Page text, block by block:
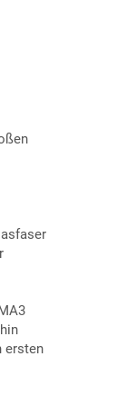
ersten